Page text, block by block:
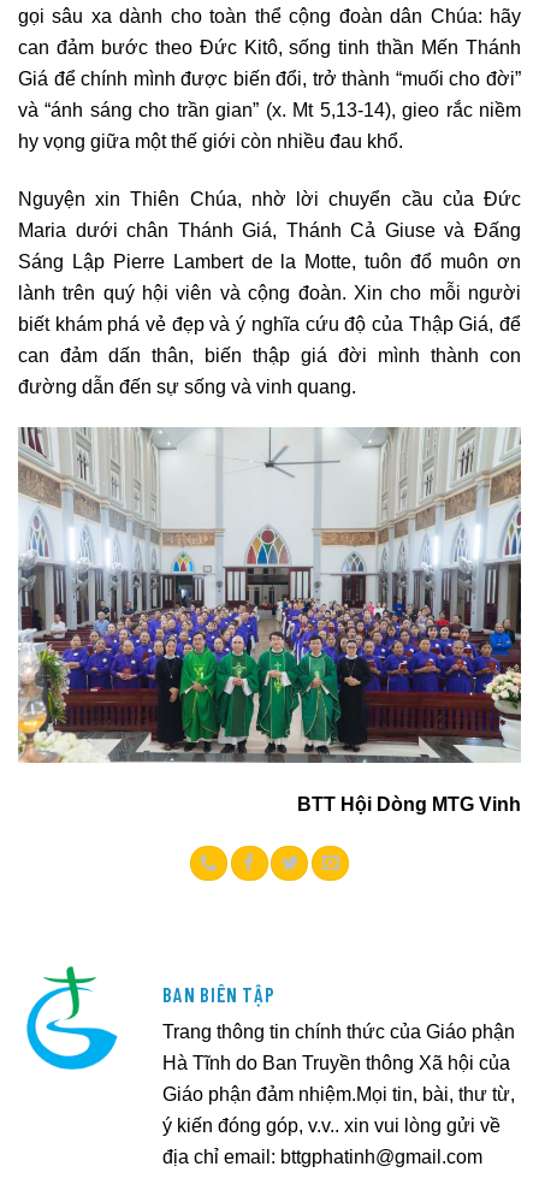
gọi sâu xa dành cho toàn thể cộng đoàn dân Chúa: hãy
can đảm bước theo Đức Kitô, sống tinh thần Mến Thánh
Giá để chính mình được biến đổi, trở thành “muối cho đời”
và “ánh sáng cho trần gian” (x. Mt 5,13-14), gieo rắc niềm
hy vọng giữa một thế giới còn nhiều đau khổ.
Nguyện xin Thiên Chúa, nhờ lời chuyển cầu của Đức
Maria dưới chân Thánh Giá, Thánh Cả Giuse và Đấng
Sáng Lập Pierre Lambert de la Motte, tuôn đổ muôn ơn
lành trên quý hội viên và cộng đoàn. Xin cho mỗi người
biết khám phá vẻ đẹp và ý nghĩa cứu độ của Thập Giá, để
can đảm dấn thân, biến thập giá đời mình thành con
đường dẫn đến sự sống và vinh quang.
BTT Hội Dòng MTG Vinh
BAN BIÊN TẬP
Trang thông tin chính thức của Giáo phận
Hà Tĩnh do Ban Truyền thông Xã hội của
Giáo phận đảm nhiệm.Mọi tin, bài, thư từ,
ý kiến đóng góp, v.v.. xin vui lòng gửi về
địa chỉ email: bttgphatinh@gmail.com